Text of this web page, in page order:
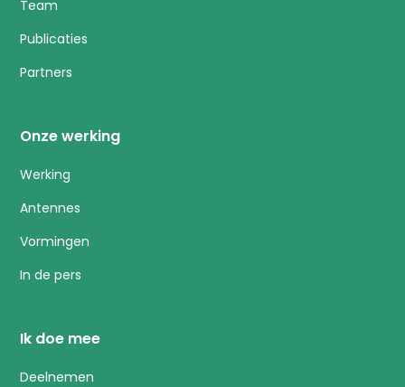
Team
Publicaties
Partners
Onze werking
Werking
Antennes
Vormingen
In de pers
Ik doe mee
Deelnemen